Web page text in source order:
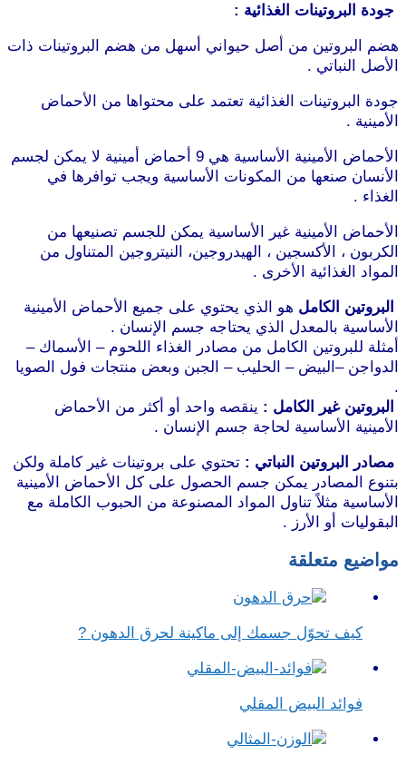
جودة البروتينات الغذائية :
هضم البروتين من أصل حيواني أسهل من هضم البروتينات ذات
الأصل النباتي .
جودة البروتينات الغذائية تعتمد على محتواها من الأحماض
الأمينية .
الأحماض الأمينية الأساسية هي 9 أحماض أمينية لا يمكن لجسم
الأنسان صنعها من المكونات الأساسية ويجب توافرها في
الغذاء .
الأحماض الأمينية غير الأساسية يمكن للجسم تصنيعها من
الكربون ، الأكسجين ، الهيدروجين، النيتروجين المتناول من
المواد الغذائية الأخرى .
البروتين الكامل هو الذي يحتوي على جميع الأحماض الأمينية
الأساسية بالمعدل الذي يحتاجه جسم الإنسان .
أمثلة للبروتين الكامل من مصادر الغذاء اللحوم – الأسماك –
الدواجن –البيض – الحليب – الجبن وبعض منتجات فول الصويا
.
البروتين غير الكامل : ينقصه واحد أو أكثر من الأحماض
الأمينية الأساسية لحاجة جسم الإنسان .
مصادر البروتين النباتي : تحتوي على بروتينات غير كاملة ولكن
بتنوع المصادر يمكن جسم الحصول على كل الأحماض الأمينية
الأساسية مثلاً تناول المواد المصنوعة من الحبوب الكاملة مع
البقوليات أو الأرز .
مواضيع متعلقة
كيف تحوّل جسمك إلى ماكينة لحرق الدهون ?
فوائد البيض المقلي